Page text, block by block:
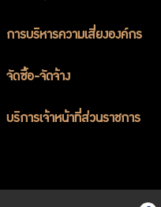
การบริหารความเสี่ยงองค์กร
จัดซื้อ-จัดจ้าง
บริการเจ้าหน้าที่ส่วนราชการ